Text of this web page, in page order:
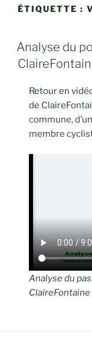
ÉTIQUETTE :
Analyse du
Retour en
de
commune,
membre
Analyse du
ClaireFontaine